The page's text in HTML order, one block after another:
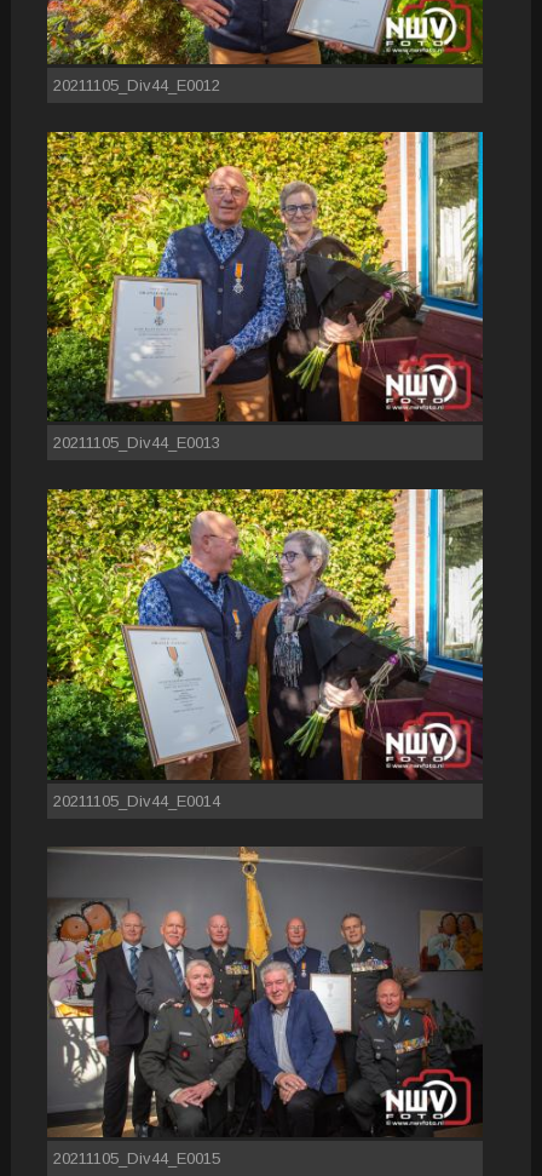
20211105_Div44_E0012
20211105_Div44_E0013
20211105_Div44_E0014
20211105_Div44_E0015